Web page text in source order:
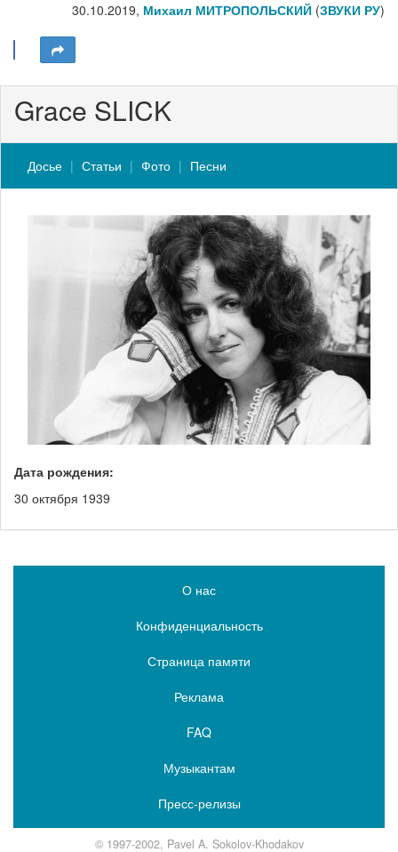
30.10.2019, Михаил МИТРОПОЛЬСКИЙ (ЗВУКИ РУ)
Grace SLICK
Досье Статьи Фото Песни
Дата рождения:
30 октября 1939
О нас
Конфиденциальность
Страница памяти
Реклама
FAQ
Музыкантам
Пресс-релизы
© 1997-2002, Pavel A. Sokolov-Khodakov